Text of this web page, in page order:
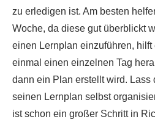
zu erledigen ist. Am besten
Woche, da diese gut überblickt
einen Lernplan einzuführen, hilft
einmal einen einzelnen Tag
dann ein Plan erstellt wird. Lass
seinen Lernplan selbst
ist schon ein großer Schritt in